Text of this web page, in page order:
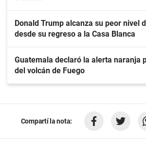
Donald Trump alcanza su peor nivel
desde su regreso a la Casa Blanca
Guatemala declaró la alerta naranja
del volcán de Fuego
Compartí la nota: